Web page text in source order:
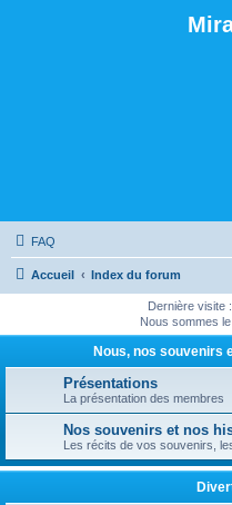
FAQ
Accueil Index du forum
Dernière visite
Nous sommes
Nous, nos souvenirs
Présentations
La présentation des membres
Nos souvenirs et nos
Les récits de vos souvenirs,